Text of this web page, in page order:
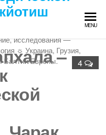
исследования —
☼ Украина, Грузия,
Балтии/Европы.
MENU
4
–